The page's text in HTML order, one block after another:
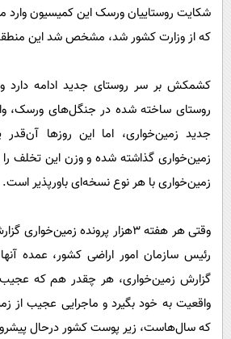
شکایت روستاییان ورسک این کمیسیون وارد
که از وزارت کشور شد، مشخص شد این
کشمکش بر سر روستای جدید ادامه
روستای ساخته شده در جنگل‌های ورسک،
جدید زمین‌خواری، اما این روزها آن‌قدر
زمین‌خواری گذاشته شده و وزن این تخلف
زمین‌خواری با هر نوع نسخه‌ای باورپذیر است.
وقتی هر هفته ٣هزار پرونده
رئیس سازمان امور اراضی کشور، عمده
گزارش زمین‌خواری، هر چقدر هم که عجیب
واقعیت به خود بگیرد و ماجرایی عجیب از
که سال‌هاست، زیر پوست کشور درحال